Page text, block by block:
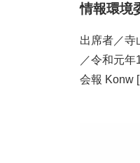
情報環境
出席者／
／令和元
会報 Konw